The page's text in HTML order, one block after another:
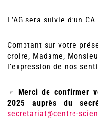
L’AG sera suivie d’un
Comptant sur votre
croire, Madame,
l’expression de nos
☞
Merci de confirmer
2025 auprès du
secretariat@centre-